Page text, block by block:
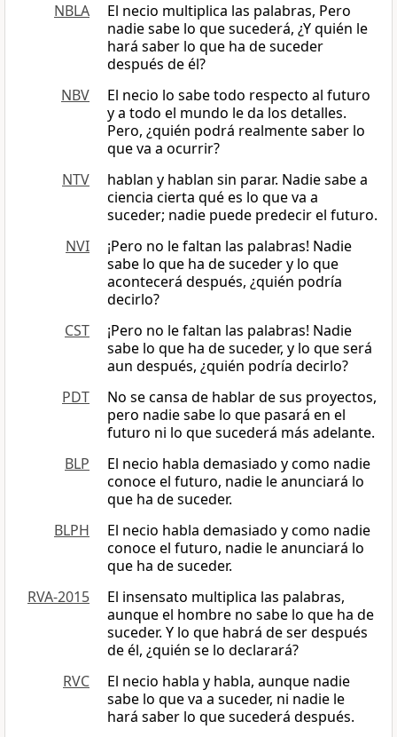
NBLA
El necio multiplica las palabras, Pero
nadie sabe lo que sucederá, ¿Y quién le
hará saber lo que ha de suceder
después de él?
NBV
El necio lo sabe todo respecto al futuro
y a todo el mundo le da los detalles.
Pero, ¿quién podrá realmente saber lo
que va a ocurrir?
NTV
hablan y hablan sin parar. Nadie sabe a
ciencia cierta qué es lo que va a
suceder; nadie puede predecir el futuro.
NVI
¡Pero no le faltan las palabras! Nadie
sabe lo que ha de suceder y lo que
acontecerá después, ¿quién podría
decirlo?
CST
¡Pero no le faltan las palabras! Nadie
sabe lo que ha de suceder, y lo que será
aun después, ¿quién podría decirlo?
PDT
No se cansa de hablar de sus proyectos,
pero nadie sabe lo que pasará en el
futuro ni lo que sucederá más adelante.
BLP
El necio habla demasiado y como nadie
conoce el futuro, nadie le anunciará lo
que ha de suceder.
BLPH
El necio habla demasiado y como nadie
conoce el futuro, nadie le anunciará lo
que ha de suceder.
RVA-2015
El insensato multiplica las palabras,
aunque el hombre no sabe lo que ha de
suceder. Y lo que habrá de ser después
de él, ¿quién se lo declarará?
RVC
El necio habla y habla, aunque nadie
sabe lo que va a suceder, ni nadie le
hará saber lo que sucederá después.